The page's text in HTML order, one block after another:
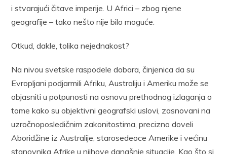
i stvarajući čitave imperije. U Africi – zbog njene
geografije – tako nešto nije bilo moguće.
Otkud, dakle, tolika nejednakost?
Na nivou svetske raspodele dobara, činjenica da su
Evropljani podjarmili Afriku, Australiju i Ameriku može se
objasniti u potpunosti na osnovu prethodnog izlaganja o
tome kako su objektivni geografski uslovi, zasnovani na
uzročno­posledičnim zakonitostima, precizno doveli
Aboridžine iz Australije, starosedeoce Amerike i većinu
stanovnika Afrike u njihove današnje situacije. Kao što si